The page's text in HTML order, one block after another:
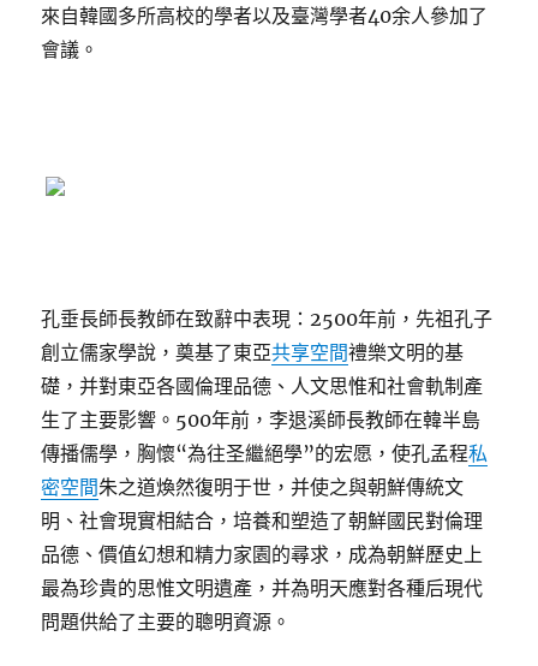
來自韓國多所高校的學者以及臺灣學者40余人參加了
會議。
孔垂長師長教師在致辭中表現：2500年前，先祖孔子
創立儒家學說，奠基了東亞共享空間禮樂文明的基
礎，并對東亞各國倫理品德、人文思惟和社會軌制產
生了主要影響。500年前，李退溪師長教師在韓半島
傳播儒學，胸懷“為往圣繼絕學”的宏愿，使孔孟程私
密空間朱之道煥然復明于世，并使之與朝鮮傳統文
明、社會現實相結合，培養和塑造了朝鮮國民對倫理
品德、價值幻想和精力家園的尋求，成為朝鮮歷史上
最為珍貴的思惟文明遺產，并為明天應對各種后現代
問題供給了主要的聰明資源。